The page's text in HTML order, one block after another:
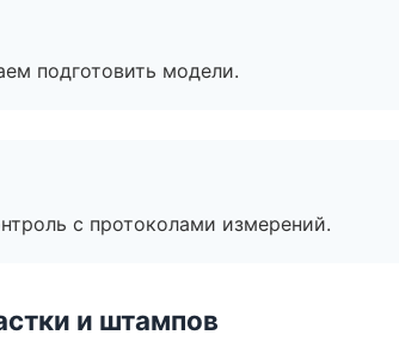
подготовить модели.
с протоколами измерений.
и штампов